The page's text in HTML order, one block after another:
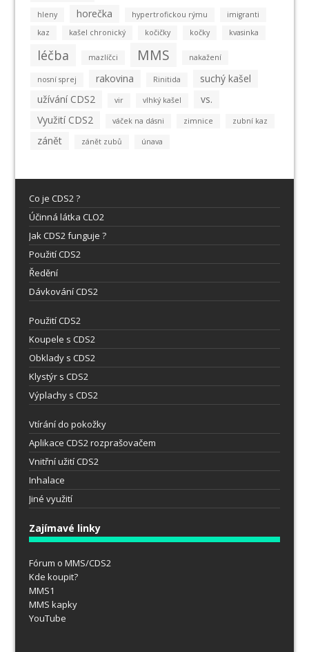
hleny horečka hypertrofickou rýmu
imigranti
kaz
kašel chronický kočičky kočky kvasinka
léčba mazlíčci MMS nakažení
nosní sprej rakovina Rinitida
suchý kašel
užívání CDS2
vir vlhký kašel
vs.
Využití CDS2
váček na dásni zimnice zubní kaz
zánět zánět zubů únava
Co je CDS2 ?
Účinná látka CLO2
Jak CDS2 funguje ?
Použití CDS2
Ředění
Dávkování CDS2
Použití CDS2
Koupele s CDS2
Obklady s CDS2
Klystýr s CDS2
Výplachy s CDS2
Vtírání do pokožky
Aplikace CDS2 rozprašovačem
Vnitřní užití CDS2
Inhalace
Jiné využití
Zajímavé linky
Fórum o MMS/CDS2
Kde koupit?
MMS1
MMS kapky
YouTube